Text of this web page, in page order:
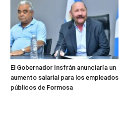
El Gobernador Insfrán anunciaría un
aumento salarial para los empleados
públicos de Formosa